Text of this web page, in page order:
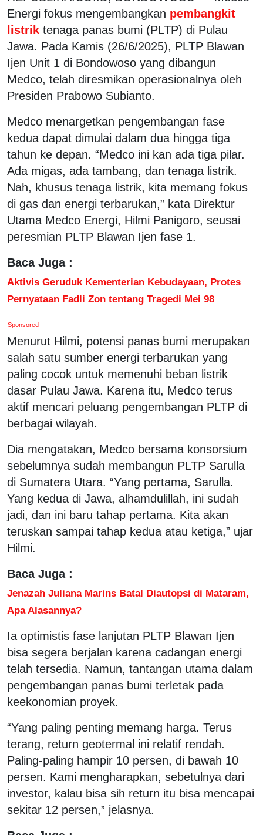
Energi fokus mengembangkan pembangkit
listrik tenaga panas bumi (PLTP) di Pulau
Jawa. Pada Kamis (26/6/2025), PLTP Blawan
Ijen Unit 1 di Bondowoso yang dibangun
Medco, telah diresmikan operasionalnya oleh
Presiden Prabowo Subianto.
Medco menargetkan pengembangan fase
kedua dapat dimulai dalam dua hingga tiga
tahun ke depan. “Medco ini kan ada tiga pilar.
Ada migas, ada tambang, dan tenaga listrik.
Nah, khusus tenaga listrik, kita memang fokus
di gas dan energi terbarukan,” kata Direktur
Utama Medco Energi, Hilmi Panigoro, seusai
peresmian PLTP Blawan Ijen fase 1.
Baca Juga :
Aktivis Geruduk Kementerian Kebudayaan, Protes
Pernyataan Fadli Zon tentang Tragedi Mei 98
Sponsored
Menurut Hilmi, potensi panas bumi merupakan
salah satu sumber energi terbarukan yang
paling cocok untuk memenuhi beban listrik
dasar Pulau Jawa. Karena itu, Medco terus
aktif mencari peluang pengembangan PLTP di
berbagai wilayah.
Dia mengatakan, Medco bersama konsorsium
sebelumnya sudah membangun PLTP Sarulla
di Sumatera Utara. “Yang pertama, Sarulla.
Yang kedua di Jawa, alhamdulillah, ini sudah
jadi, dan ini baru tahap pertama. Kita akan
teruskan sampai tahap kedua atau ketiga,” ujar
Hilmi.
Baca Juga :
Jenazah Juliana Marins Batal Diautopsi di Mataram,
Apa Alasannya?
Ia optimistis fase lanjutan PLTP Blawan Ijen
bisa segera berjalan karena cadangan energi
telah tersedia. Namun, tantangan utama dalam
pengembangan panas bumi terletak pada
keekonomian proyek.
“Yang paling penting memang harga. Terus
terang, return geotermal ini relatif rendah.
Paling-paling hampir 10 persen, di bawah 10
persen. Kami mengharapkan, sebetulnya dari
investor, kalau bisa sih return itu bisa mencapai
sekitar 12 persen,” jelasnya.